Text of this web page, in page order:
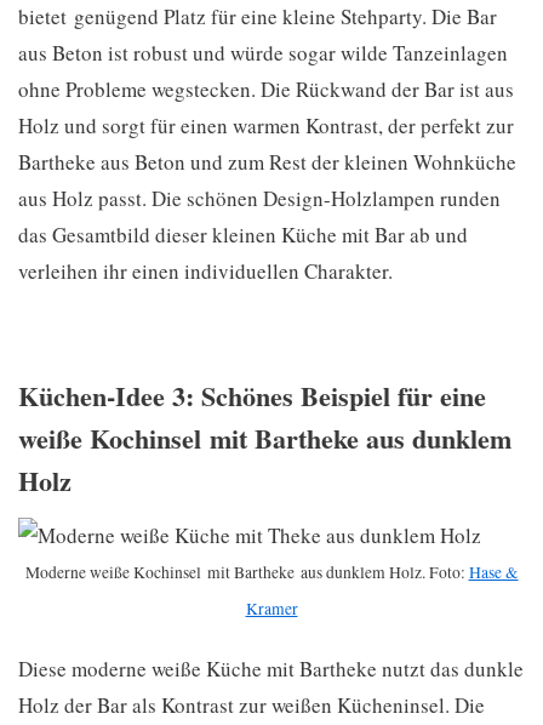
bietet genügend Platz für eine kleine Stehparty. Die Bar
aus Beton ist robust und würde sogar wilde Tanzeinlagen
ohne Probleme wegstecken. Die Rückwand der Bar ist aus
Holz und sorgt für einen warmen Kontrast, der perfekt zur
Bartheke aus Beton und zum Rest der kleinen Wohnküche
aus Holz passt. Die schönen Design-Holzlampen runden
das Gesamtbild dieser kleinen Küche mit Bar ab und
verleihen ihr einen individuellen Charakter.
Küchen-Idee 3: Schönes Beispiel für eine
weiße Kochinsel mit Bartheke aus dunklem
Holz
Moderne weiße Kochinsel mit Bartheke aus dunklem Holz. Foto: Hase &
Kramer
Diese moderne weiße Küche mit Bartheke nutzt das dunkle
Holz der Bar als Kontrast zur weißen Kücheninsel. Die